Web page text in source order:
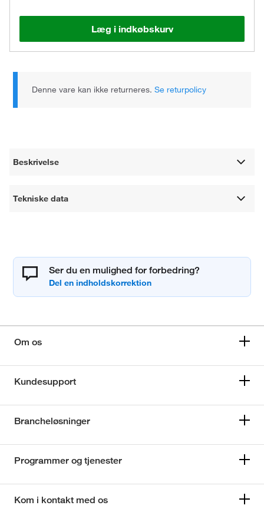
Læg i indkøbskurv
Denne vare kan ikke returneres.Se returpolicy
Beskrivelse
Tekniske data
Ser du en mulighed for forbedring?
Om os
Kundesupport
Brancheløsninger
Programmer og tjenester
Kom i kontakt med os